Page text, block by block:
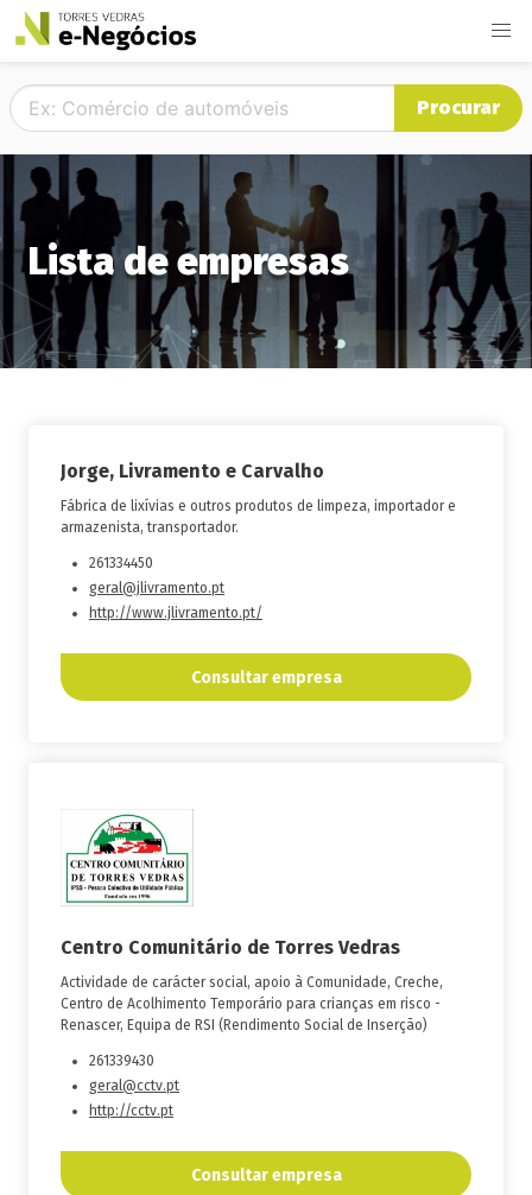
Procurar
Lista de empresas
Jorge, Livramento e Carvalho
Fábrica de lixívias e outros produtos de limpeza, importador e
armazenista, transportador.
261334450
geral@jlivramento.pt
http://www.jlivramento.pt/
Consultar empresa
Centro Comunitário de Torres Vedras
Actividade de carácter social, apoio à Comunidade, Creche,
Centro de Acolhimento Temporário para crianças em risco -
Renascer, Equipa de RSI (Rendimento Social de Inserção)
261339430
geral@cctv.pt
http://cctv.pt
Consultar empresa